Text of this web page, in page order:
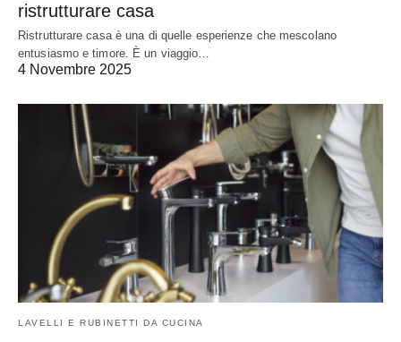
ristrutturare casa
Ristrutturare casa è una di quelle esperienze che mescolano
entusiasmo e timore. È un viaggio…
4 Novembre 2025
LAVELLI E RUBINETTI DA CUCINA